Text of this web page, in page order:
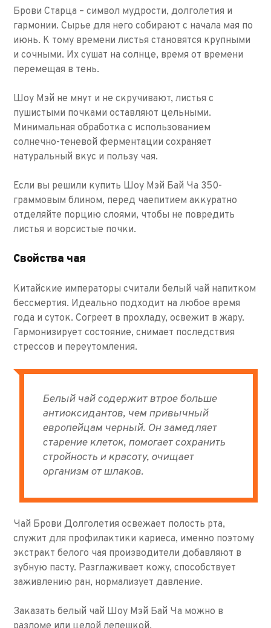
Брови Старца – символ мудрости, долголетия и
гармонии. Сырье для него собирают с начала мая по
июнь. К тому времени листья становятся крупными
и сочными. Их сушат на солнце, время от времени
перемещая в тень.
Шоу Мэй не мнут и не скручивают, листья с
пушистыми почками оставляют цельными.
Минимальная обработка с использованием
солнечно-теневой ферментации сохраняет
натуральный вкус и пользу чая.
Если вы решили купить Шоу Мэй Бай Ча 350-
граммовым блином, перед чаепитием аккуратно
отделяйте порцию слоями, чтобы не повредить
листья и ворсистые почки.
Свойства чая
Китайские императоры считали белый чай напитком
бессмертия. Идеально подходит на любое время
года и суток. Согреет в прохладу, освежит в жару.
Гармонизирует состояние, снимает последствия
стрессов и переутомления.
Белый чай содержит втрое больше
антиоксидантов, чем привычный
европейцам черный. Он замедляет
старение клеток, помогает сохранить
стройность и красоту, очищает
организм от шлаков.
Чай Брови Долголетия освежает полость рта,
служит для профилактики кариеса, именно поэтому
экстракт белого чая производители добавляют в
зубную пасту. Разглаживает кожу, способствует
заживлению ран, нормализует давление.
Заказать белый чай Шоу Мэй Бай Ча можно в